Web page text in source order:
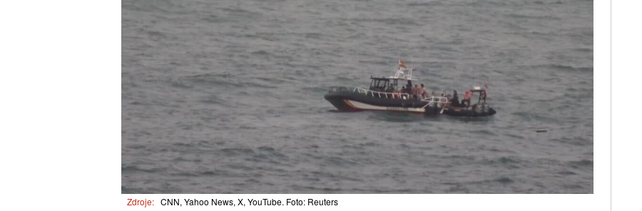
Zdroje: CNN, Yahoo News, X, YouTube. Foto: Reuters